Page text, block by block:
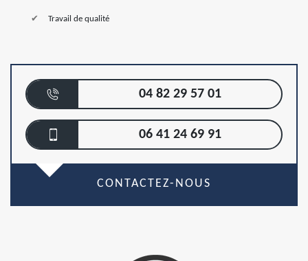
Travail de qualité
04 82 29 57 01
06 41 24 69 91
CONTACTEZ-NOUS